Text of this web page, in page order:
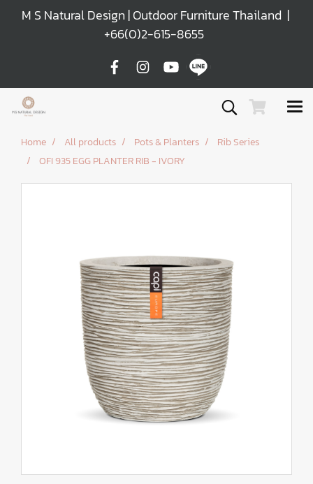
M S Natural Design | Outdoor Furniture Thailand |
+66(0)2-615-8655
Home All products Pots & Planters
Rib Series
OFI 935 EGG PLANTER RIB - IVORY